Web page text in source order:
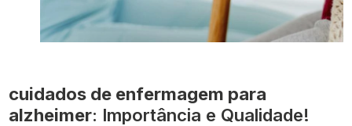
cuidados de enfermagem para
alzheimer: Importância e Qualidade!